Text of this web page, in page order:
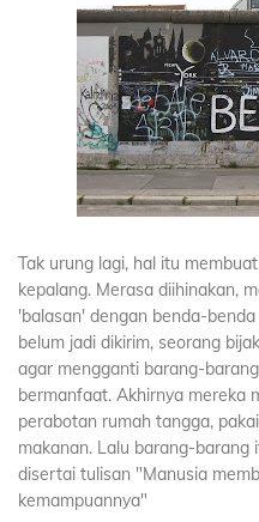
Tak urung lagi, hal itu
kepalang. Merasa diihinakan,
'balasan' dengan benda-
belum jadi dikirim, seorang
agar mengganti barang-
bermanfaat. Akhirnya mereka
perabotan rumah tangga,
makanan. Lalu barang-barang
disertai tulisan "Manusia
kemampuannya"